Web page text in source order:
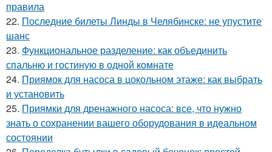
правила
22. Последние билеты Линды в Челябинске: не упустите
шанс
23. Функциональное разделение: как объединить
спальню и гостиную в одной комнате
24. Приямок для насоса в цокольном этаже: как выбрать
и установить
25. Приямки для дренажного насоса: все, что нужно
знать о сохранении вашего оборудования в идеальном
состоянии